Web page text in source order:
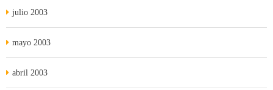
julio 2003
mayo 2003
abril 2003